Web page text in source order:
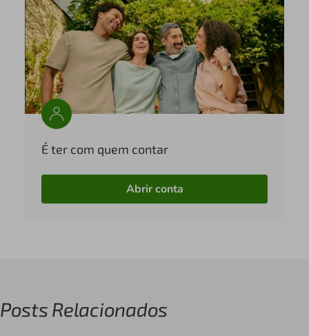
É ter com quem contar
Abrir conta
Posts Relacionados